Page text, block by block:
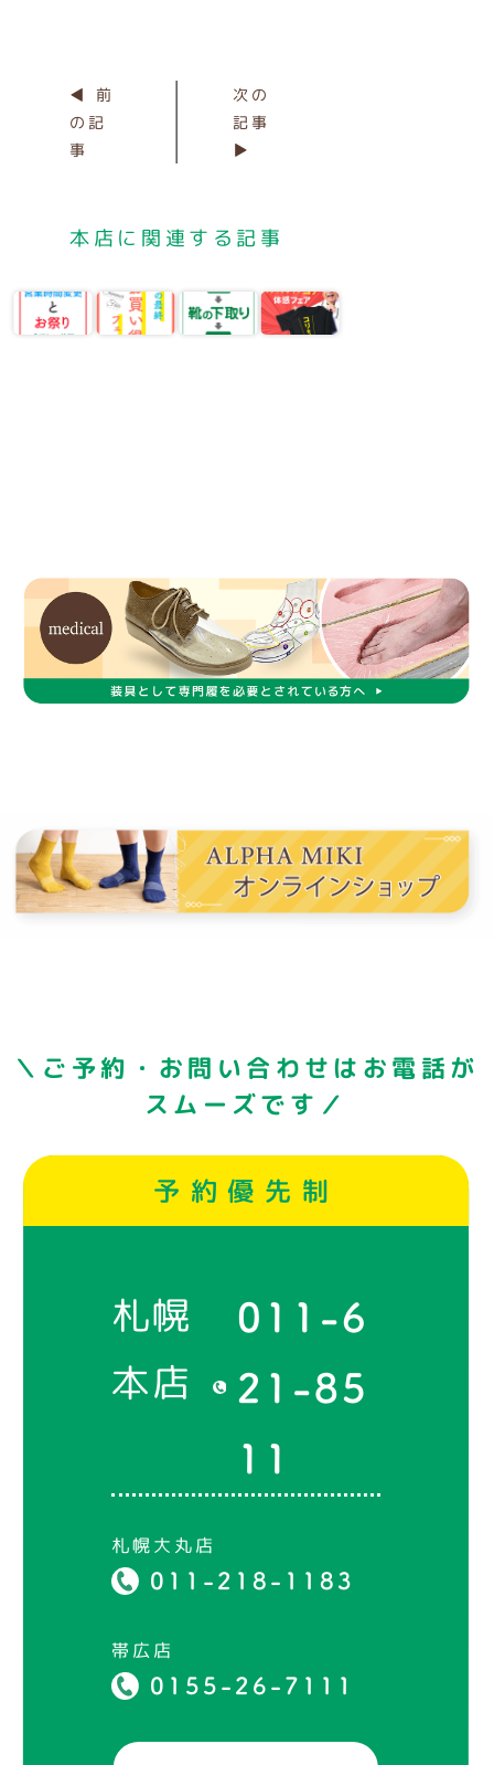
◀ 前
の記
事
次の
記事
▶
本店に関連する記事
＼ご予約・お問い合わせはお電話が
スムーズです／
予約優先制
札幌
本店
011-6
21-85
11
札幌大丸店
011-218-1183
帯広店
0155-26-7111